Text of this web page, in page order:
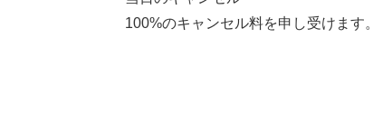
100%のキャンセル料を申し受けます。